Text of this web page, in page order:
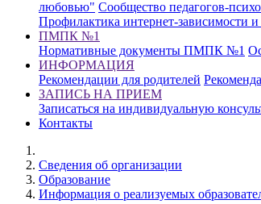
любовью" Сообщество педагогов-
Профилактика интернет-зависимости и
ПМПК №1
Нормативные документы ПМПК №1
ИНФОРМАЦИЯ
Рекомендации для родителей
ЗАПИСЬ НА ПРИЕМ
Записаться на индивидуальную
Контакты
Cведения об организации
Образование
Информация о реализуемых